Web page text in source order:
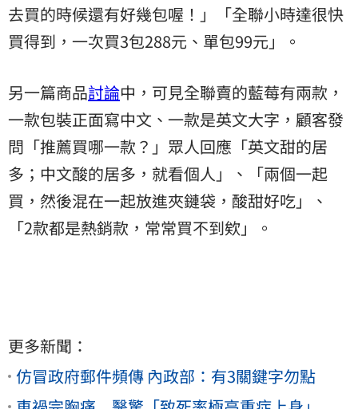
去買的時候還有好幾包喔！」「全聯小時達很快
買得到，一次買3包288元、單包99元」。
另一篇商品討論中，可見全聯賣的藍莓有兩款，
一款包裝正面寫中文、一款是英文大字，顧客發
問「推薦買哪一款？」眾人回應「英文甜的居
多；中文酸的居多，就看個人」、「兩個一起
買，然後混在一起放進夾鏈袋，酸甜好吃」、
「2款都是熱銷款，常常買不到欸」。
更多新聞：
仿冒政府郵件頻傳 內政部：有3關鍵字勿點